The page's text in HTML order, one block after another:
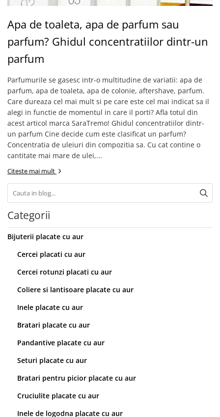
Apa de toaleta, apa de parfum sau
parfum? Ghidul concentratiilor dintr-un
parfum
Parfumurile se gasesc intr-o multitudine de variatii: apa de
parfum, apa de toaleta, apa de colonie, aftershave, parfum.
Care dureaza cel mai mult si pe care este cel mai indicat sa il
alegi in functie de momentul in care il porti? Afla totul din
acest articol marca SaraTremo! Ghidul concentratiilor dintr-
un parfum Cine decide cum este clasificat un parfum?
Concentratia de uleiuri din compozitia sa. Cu cat contine o
cantitate mai mare de ulei,...
Citeste mai mult
Categorii
Bijuterii placate cu aur
Cercei placati cu aur
Cercei rotunzi placati cu aur
Coliere si lantisoare placate cu aur
Inele placate cu aur
Bratari placate cu aur
Pandantive placate cu aur
Seturi placate cu aur
Bratari pentru picior placate cu aur
Cruciulite placate cu aur
Inele de logodna placate cu aur